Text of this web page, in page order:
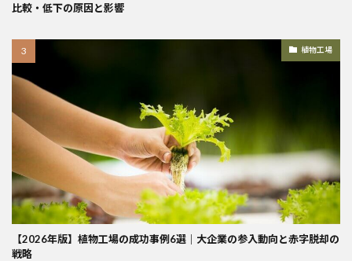
比較・低下の原因と影響
植物工場
【2026年版】植物工場の成功事例6選｜大企業の参入動向と赤字脱却の
戦略